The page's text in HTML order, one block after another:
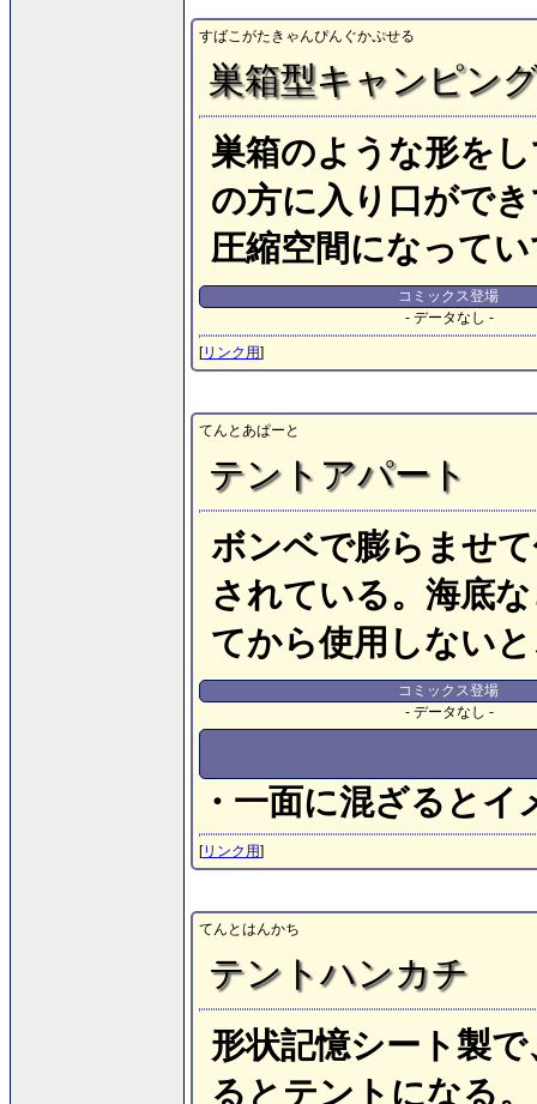
すばこがたきゃんぴんぐかぷせる
巣箱型キャンピン
巣箱のような形を
の方に入り口がで
圧縮空間になって
コミックス登場
- データなし -
[リンク用]
てんとあぱーと
テントアパート
ボンベで膨らませ
されている。海底
てから使用しない
コミックス登場
- データなし -
・一面に混ざると
[リンク用]
てんとはんかち
テントハンカチ
形状記憶シート製
るとテントになる。